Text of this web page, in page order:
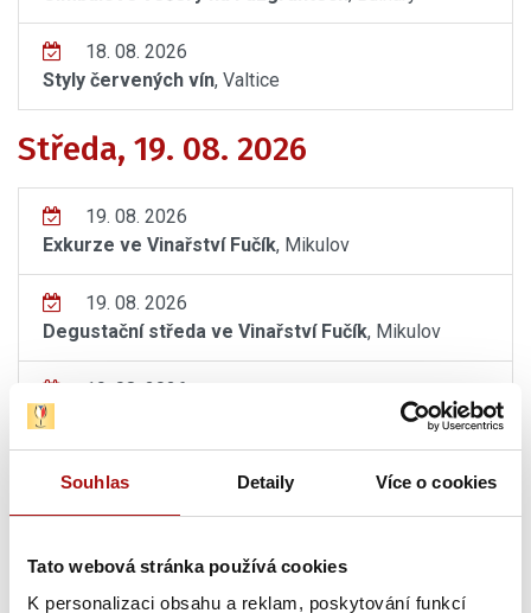
Souhlas Detaily Více o cookies
Tato webová stránka používá cookies
K personalizaci obsahu a reklam, poskytování funkcí
18. 08. 2026
Styly červených vín, Valtice
Středa, 19. 08. 2026
19. 08. 2026
Exkurze ve Vinařství Fučík, Mikulov
19. 08. 2026
Degustační středa ve Vinařství Fučík, Mikulov
19. 08. 2026
Mikulecké búdy s průvodcem
19. 08. 2026
Čtvrtek, 20. 08. 2026